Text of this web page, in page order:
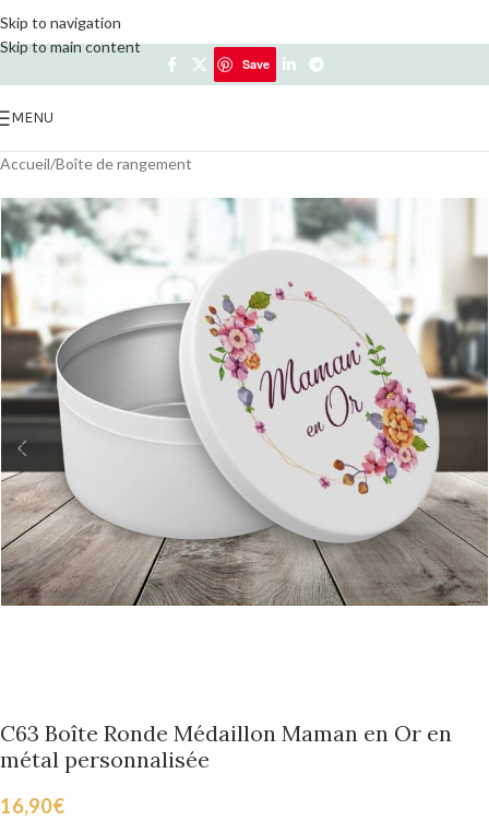
Skip to navigation
Skip to main content
Save
MENU
Accueil/Boîte de rangement
C63 Boîte Ronde Médaillon Maman en Or en
métal personnalisée
16,90€